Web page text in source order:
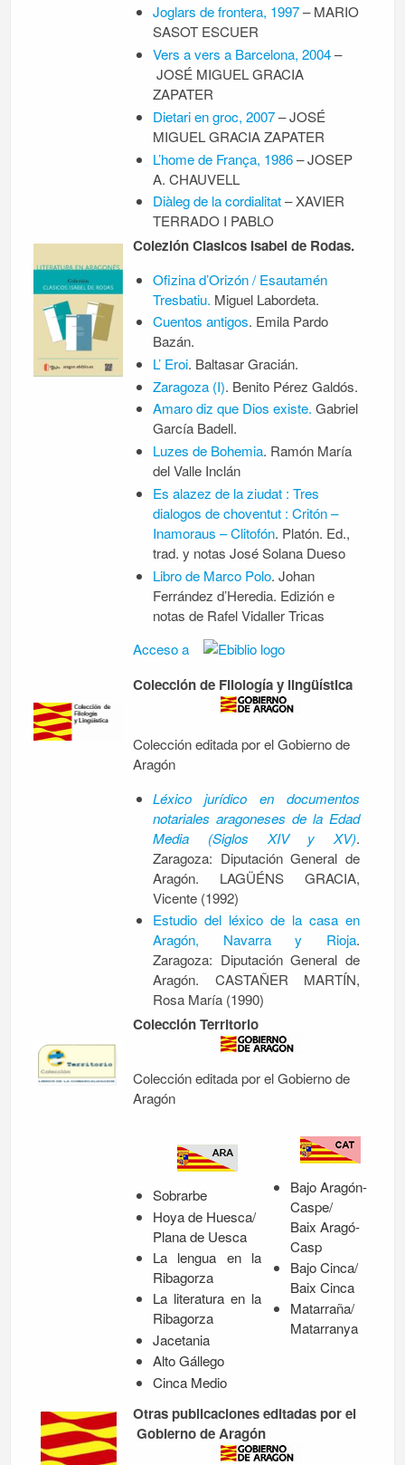
Joglars de frontera, 1997– MARIO
SASOT ESCUER
Vers a vers a Barcelona, 2004–
JOSÉ MIGUEL GRACIA
ZAPATER
Dietari en groc, 2007– JOSÉ
MIGUEL GRACIA ZAPATER
L’home de França, 1986– JOSEP
A. CHAUVELL
Diàleg de la cordialitat– XAVIER
TERRADO I PABLO
Colezión Clasicos Isabel de Rodas.
Ofizina d’Orizón / Esautamén
Tresbatiu. Miguel Labordeta.
Cuentos antigos. Emila Pardo
Bazán.
L’ Eroi. Baltasar Gracián.
Zaragoza (I). Benito Pérez Galdós.
Amaro diz que Dios existe. Gabriel
García Badell.
Luzes de Bohemia. Ramón María
del Valle Inclán
Es alazez de la ziudat : Tres
dialogos de choventut : Critón –
Inamoraus – Clitofón. Platón. Ed.,
trad. y notas José Solana Dueso
Libro de Marco Polo. Johan
Ferrández d’Heredia. Edizión e
notas de Rafel Vidaller Tricas
Acceso a
Colección de Filología y lingüística
Colección editada por el Gobierno de
Aragón
Léxico jurídico en documentos
notariales aragoneses de la Edad
Media (Siglos XIV y XV).
Zaragoza: Diputación General de
Aragón. LAGÜÉNS GRACIA,
Vicente (1992)
Estudio del léxico de la casa en
Aragón, Navarra y Rioja.
Zaragoza: Diputación General de
Aragón. CASTAÑER MARTÍN,
Rosa María (1990)
Colección Territorio
Colección editada por el Gobierno de
Aragón
Sobrarbe
Hoya de Huesca/
Plana de Uesca
La lengua en la
Ribagorza
La literatura en la
Ribagorza
Jacetania
Alto Gállego
Cinca Medio
Bajo Aragón-
Caspe/
Baix Aragó-
Casp
Bajo Cinca/
Baix Cinca
Matarraña/
Matarranya
Otras publicaciones editadas por el
Gobierno de Aragón